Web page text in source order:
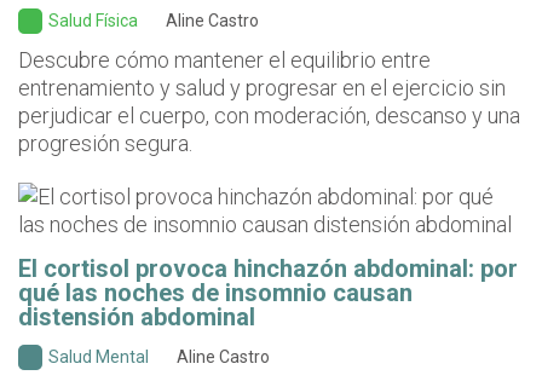
Salud Física Aline Castro
Descubre cómo mantener el equilibrio entre
entrenamiento y salud y progresar en el ejercicio sin
perjudicar el cuerpo, con moderación, descanso y una
progresión segura.
El cortisol provoca hinchazón abdominal: por
qué las noches de insomnio causan
distensión abdominal
Salud Mental Aline Castro